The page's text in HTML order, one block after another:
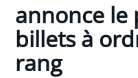
annonce le
billets à
rang